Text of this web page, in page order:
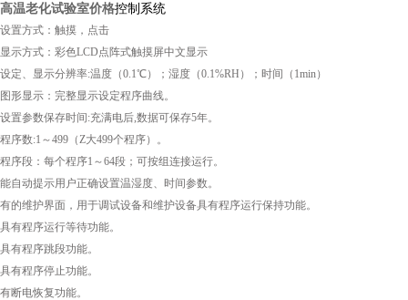
高温老化试验室价格控制系统
设置方式：触摸，点击
显示方式：彩色LCD点阵式触摸屏中文显示
设定、显示分辨率:温度（0.1℃）；湿度（0.1%RH）；时间（1min）
图形显示：完整显示设定程序曲线。
设置参数保存时间:充满电后,数据可保存5年。
程序数:1～499（Z大499个程序）。
程序段：每个程序1～64段；可按组连接运行。
能自动提示用户正确设置温湿度、时间参数。
有的维护界面，用于调试设备和维护设备具有程序运行保持功能。
具有程序运行等待功能。
具有程序跳段功能。
具有程序停止功能。
有断电恢复功能。